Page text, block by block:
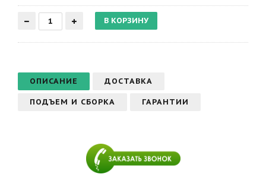
ОПИСАНИЕ ДОСТАВКА
ПОДЪЕМ И СБОРКА ГАРАНТИИ